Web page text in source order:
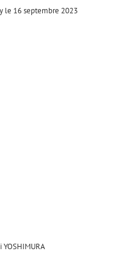
le 16 septembre 2023
YOSHIMURA